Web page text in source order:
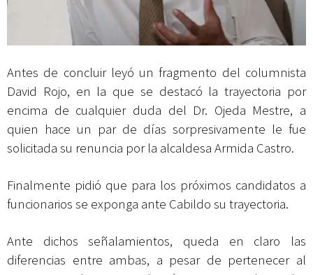
Antes de concluir leyó un fragmento del columnista
David Rojo, en la que se destacó la trayectoria por
encima de cualquier duda del Dr. Ojeda Mestre, a
quien hace un par de días sorpresivamente le fue
solicitada su renuncia por la alcaldesa Armida Castro.
Finalmente pidió que para los próximos candidatos a
funcionarios se exponga ante Cabildo su trayectoria.
Ante dichos señalamientos, queda en claro las
diferencias entre ambas, a pesar de pertenecer al